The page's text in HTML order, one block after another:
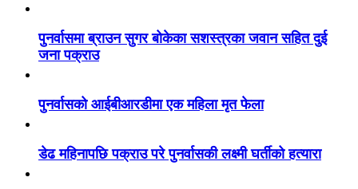
पुनर्वासमा ब्राउन सुगर बोकेका सशस्त्रका जवान सहित दुई
जना पक्राउ
पुनर्वासको आईबीआरडीमा एक महिला मृत फेला
डेढ महिनापछि पक्राउ परे पुनर्वासकी लक्ष्मी घर्तीको हत्यारा